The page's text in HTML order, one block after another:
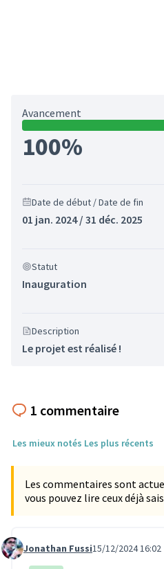
Avancement
100%
Date de début / Date de fin
01 jan. 2024 / 31 déc. 2025
Statut
Inauguration
Description
Le projet est réalisé !
1 commentaire
Les mieux notés Les plus récents
Les commentaires sont
vous pouvez lire ceux déjà
Commentaire 1480
Jonathan Fussi15/12/2024 16:02